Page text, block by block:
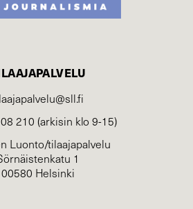
210 (arkisin klo 9-15)
Luonto/tilaajapalvelu
1
00580 Helsinki